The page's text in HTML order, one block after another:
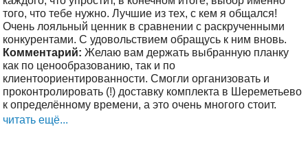
того, что тебе нужно. Лучшие из тех, с кем я общался!
Очень лояльный ценник в сравнении с раскрученными
конкурентами. С удовольствием обращусь к ним вновь.
Комментарий: Желаю вам держать выбранную планку
как по ценообразованию, так и по
клиентоориентированности. Смогли организовать и
проконтролировать (!) доставку комплекта в Шереметьево
к определённому времени, а это очень многого стоит.
читать ещё...